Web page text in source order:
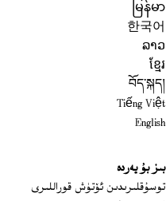
မြန်မာ
한국어
ລາວ
ខ្មែរ
བོད་སྐད།
Tiếng Việt
English
بىز بۇ يەردە
توسۇقلىرىدىن ئۆتۈش قوراللىرى